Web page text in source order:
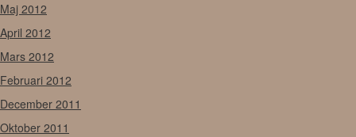
Maj 2012
April 2012
Mars 2012
Februari 2012
December 2011
Oktober 2011